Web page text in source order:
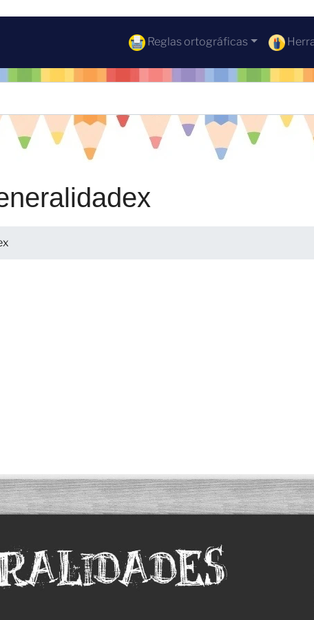
Reglas ortográficas